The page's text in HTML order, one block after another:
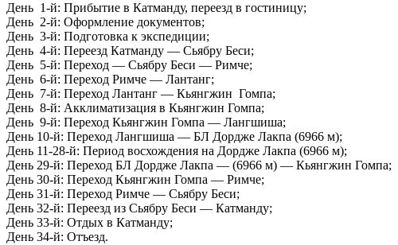
День 1-й: Прибытие в Катманду, переезд в гостиницу;
День 2-й: Оформление документов;
День 3-й: Подготовка к экспедиции;
День 4-й: Переезд Катманду — Сьябру Беси;
День 5-й: Переход — Сьябру Беси — Римче;
День 6-й: Переход Римче — Лантанг;
День 7-й: Переход Лантанг — Кьянгжин Гомпа;
День 8-й: Акклиматизация в Кьянгжин Гомпа;
День 9-й: Переход Кьянгжин Гомпа — Лангшиша;
День 10-й: Переход Лангшиша — БЛ Дордже Лакпа (6966 м);
День 11-28-й: Период восхождения на Дордже Лакпа (6966 м);
День 29-й: Переход БЛ Дордже Лакпа — (6966 м) — Кьянгжин Гомпа;
День 30-й: Переход Кьянгжин Гомпа — Римче;
День 31-й: Переход Римче — Сьябру Беси;
День 32-й: Переезд из Сьябру Беси — Катманду;
День 33-й: Отдых в Катманду;
День 34-й: Отъезд.